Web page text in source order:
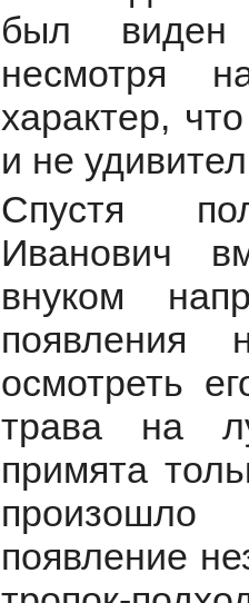
был виден
несмотря
характер,
и не
Спустя
Иванович
внуком
появления
осмотреть
трава на
примята
произошло
появление